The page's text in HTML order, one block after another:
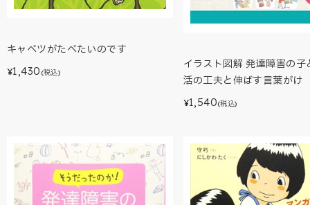
キャベツがたべたいのです
¥1,430 (税込)
イラスト図解 発達障害の子
活の工夫と伸ばす言葉がけ
¥1,540(税込)